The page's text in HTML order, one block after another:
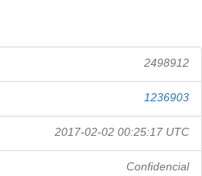
2498912
1236903
2017-02-02 00:25:17 UTC
Confidencial